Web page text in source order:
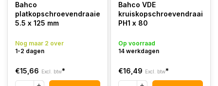
Bahco
platkopschroevendraaier
5.5 x 125 mm
Nog maar 2 over
1-2 dagen
€15,66 Excl. btw*
Bahco VDE
kruiskopschroevendraaier
PH1 x 80
Op voorraad
14 werkdagen
€16,49 Excl. btw*